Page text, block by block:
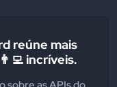
reúne mais
incríveis.